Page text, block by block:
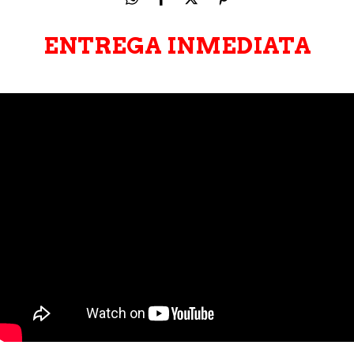
ENTREGA INMEDIATA